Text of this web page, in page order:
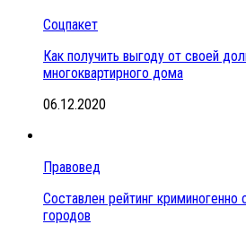
Соцпакет
Как получить выгоду от своей
многоквартирного дома
06.12.2020
Правовед
Составлен рейтинг криминогенно
городов